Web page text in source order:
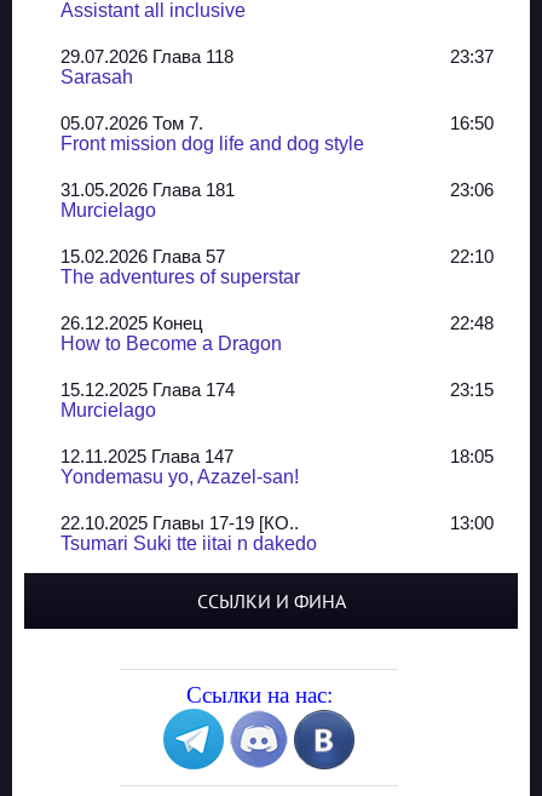
Assistant all inclusive
29.07.2026 Глава 118
23:37
Sarasah
05.07.2026 Том 7.
16:50
Front mission dog life and dog style
31.05.2026 Глава 181
23:06
Murcielago
15.02.2026 Глава 57
22:10
The adventures of superstar
26.12.2025 Конец
22:48
How to Become a Dragon
15.12.2025 Глава 174
23:15
Murcielago
12.11.2025 Глава 147
18:05
Yondemasu yo, Azazel-san!
22.10.2025 Главы 17-19 [КО..
13:00
Tsumari Suki tte iitai n dakedo
Yozakura Shijuusou
08.08.2025 Глава 50
A Compendium of Ghosts
29.07.2025 Shirokuro
ССЫЛКИ И ФИНА
Ссылки на нас: